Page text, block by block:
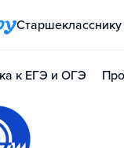
к ЕГЭ и ОГЭ